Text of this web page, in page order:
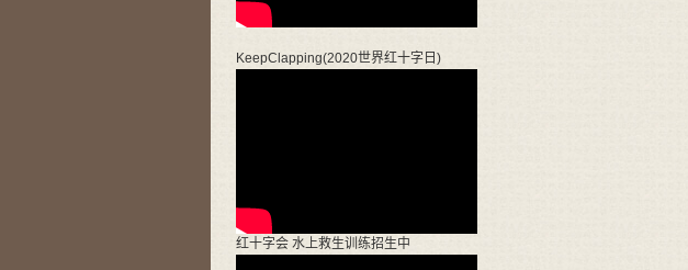
KeepClapping(2020世界红十字日)
红十字会 水上救生训练招生中